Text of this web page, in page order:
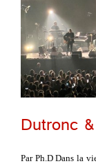
Dutronc
Par Ph.D Dans la